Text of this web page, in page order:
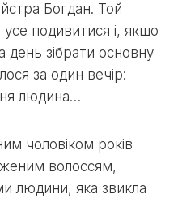
Богдан. Той
усе подивитися і, якщо
день зібрати основну
за один вечір:
людина…
чоловіком років
волоссям,
людини, яка звикла